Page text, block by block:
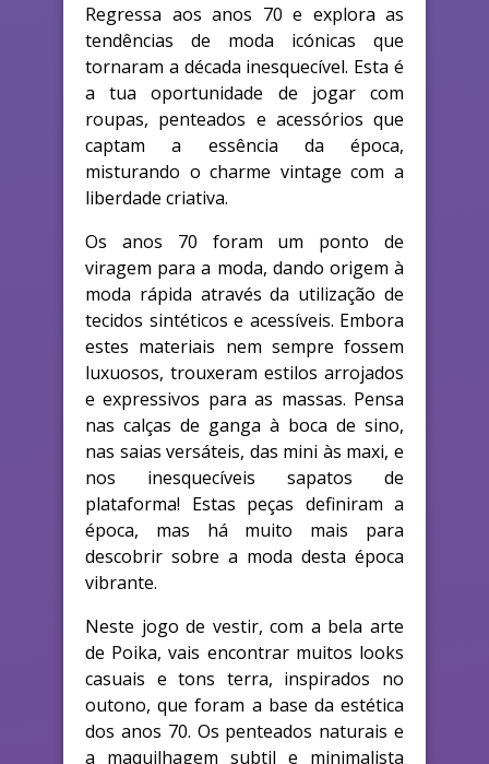
Regressa aos anos 70 e explora as
tendências de moda icónicas que
tornaram a década inesquecível. Esta é
a tua oportunidade de jogar com
roupas, penteados e acessórios que
captam a essência da época,
misturando o charme vintage com a
liberdade criativa.
Os anos 70 foram um ponto de
viragem para a moda, dando origem à
moda rápida através da utilização de
tecidos sintéticos e acessíveis. Embora
estes materiais nem sempre fossem
luxuosos, trouxeram estilos arrojados
e expressivos para as massas. Pensa
nas calças de ganga à boca de sino,
nas saias versáteis, das mini às maxi, e
nos inesquecíveis sapatos de
plataforma! Estas peças definiram a
época, mas há muito mais para
descobrir sobre a moda desta época
vibrante.
Neste jogo de vestir, com a bela arte
de Poika, vais encontrar muitos looks
casuais e tons terra, inspirados no
outono, que foram a base da estética
dos anos 70. Os penteados naturais e
a maquilhagem subtil e minimalista